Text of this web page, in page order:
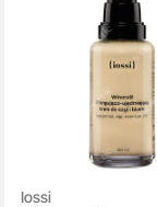
Iossi